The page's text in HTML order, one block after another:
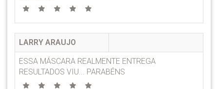
LARRY ARAUJO
ESSA MÁSCARA REALMENTE ENTREGA
RESULTADOS VIU... PARABÉNS